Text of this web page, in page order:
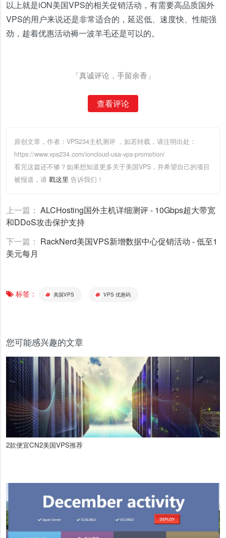
以上就是iON美国VPS的相关促销活动，有需要高品质国外
VPS的用户来说还是非常适合的，延迟低、速度快、性能强
劲，趁着优惠活动褥一波羊毛还是可以的。
「真诚评论，手留余香」
查看评论
原创文章，作者：VPS234主机测评 ，如若转载，请注明出处：
https://www.vps234.com/ioncloud-usa-vps-promotion/
看完这篇还不够？如果想知道更多关于美国VPS，并希望自己的项目
被报道，请 戳这里 告诉我们！
上一篇： ALCHosting国外主机详细测评 - 10Gbps超大带宽
和DDoS攻击保护支持
下一篇： RackNerd美国VPS新增数据中心促销活动 - 低至1
美元每月
标签： 美国VPS VPS 优惠码
您可能感兴趣的文章
2款便宜CN2美国VPS推荐